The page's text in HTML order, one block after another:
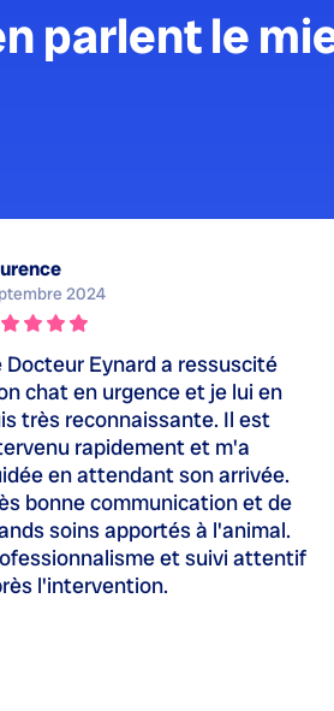
parlent le
2024
Docteur Eynard a ressuscité
chat en urgence et je lui en
très reconnaissante. Il est
rapidement et m'a
en attendant son arrivée.
bonne communication et de
soins apportés à l'animal.
et suivi attentif
l'intervention.